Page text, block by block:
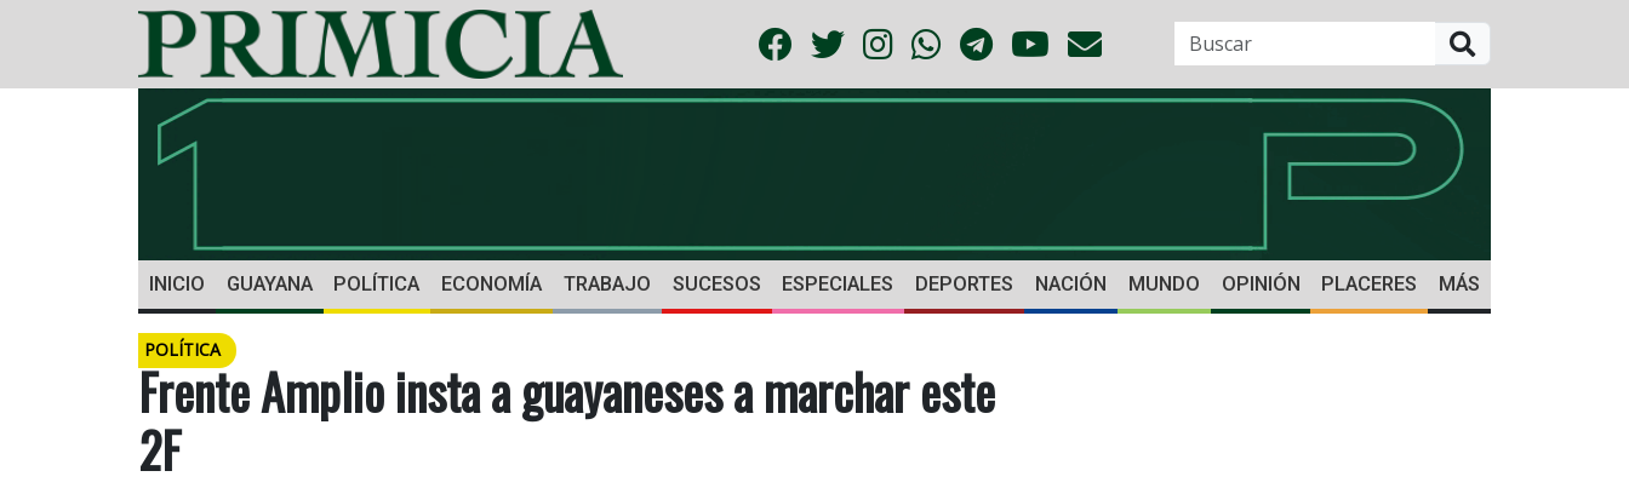
INICIO GUAYANA POLÍTICA ECONOMÍA TRABAJO SUCESOS ESPECIALES DEPORTES NACIÓN MUNDO OPINIÓN PLACERES MÁS
POLÍTICA
Frente Amplio insta a guayaneses a marchar este
2F